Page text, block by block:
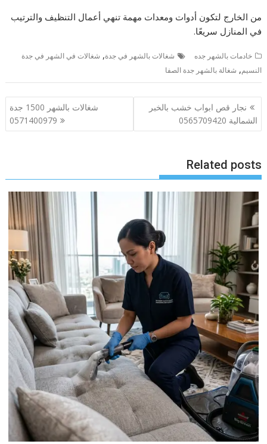
من الخارج لتكون أدوات ومعدات مهمة تنهي أعمال التنظيف والترتيب
في المنازل سريعًا.
خادمات بالشهر جده شغالات بالشهر في جدة, شغالات في الشهر في جدة
النسيم, شغالة بالشهر جدة الصفا
تصفّح
المقالات
نجار قص ابواب خشب بالخبر
الشمالية 0565709420
شغالات بالشهر 1500 جدة
0571400979
Related posts